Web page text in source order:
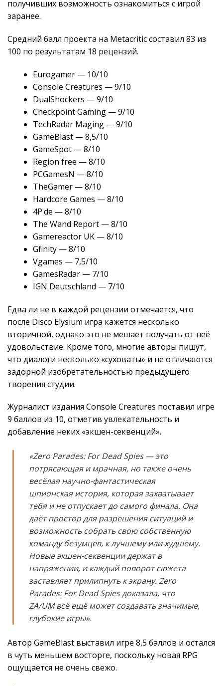
получивших возможность ознакомиться с игрой
заранее.
Средний балл проекта на Metacritic составил 83 из
100 по результатам 18 рецензий.
Eurogamer — 10/10
Console Creatures — 9/10
DualShockers — 9/10
Checkpoint Gaming — 9/10
TechRadar Maging — 9/10
GameBlast — 8,5/10
GameSpot — 8/10
Region free — 8/10
PCGamesN — 8/10
TheGamer — 8/10
Hardcore Games — 8/10
4P.de — 8/10
The Wand Report — 8/10
Gamereactor UK — 8/10
Gfinity — 8/10
Vgames — 7,5/10
GamesRadar — 7/10
IGN Deutschland — 7/10
Едва ли не в каждой рецензии отмечается, что
после Disco Elysium игра кажется несколько
вторичной, однако это не мешает получать от неё
удовольствие. Кроме того, многие авторы пишут,
что диалоги несколько «суховаты» и не отличаются
задорной изобретательностью предыдущего
творения студии.
Журналист издания Console Creatures поставил игре
9 баллов из 10, отметив увлекательность и
добавление неких «экшен-секвенций».
«Zero Parades: For Dead Spies — это
потрясающая и мрачная, но также очень
весёлая научно-фантастическая
шпионская история, которая захватывает
тебя и не отпускает до самого финала. Она
даёт простор для разрешения ситуаций и
возможность собрать свою собственную
команду безумцев, к лучшему или худшему.
Новые экшен-секвенции держат в
напряжении, и каждый поворот сюжета
заставляет прилипнуть к экрану. Zero
Parades: For Dead Spies доказала, что
ZA/UM всё ещё может создавать значимые,
глубокие игры».
Автор GameBlast выставил игре 8,5 баллов и остался
в чуть меньшем восторге, поскольку новая RPG
ощущается не очень свежо.